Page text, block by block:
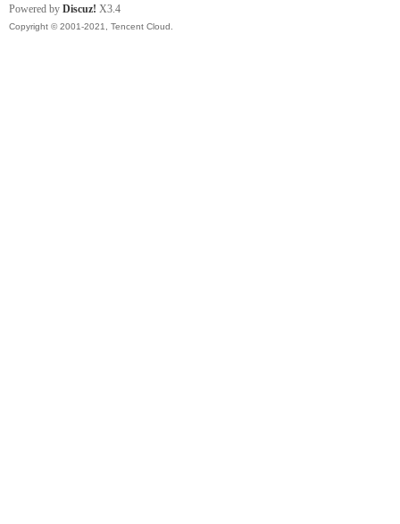
Powered by Discuz! X3.4
Copyright © 2001-2021, Tencent Cloud.